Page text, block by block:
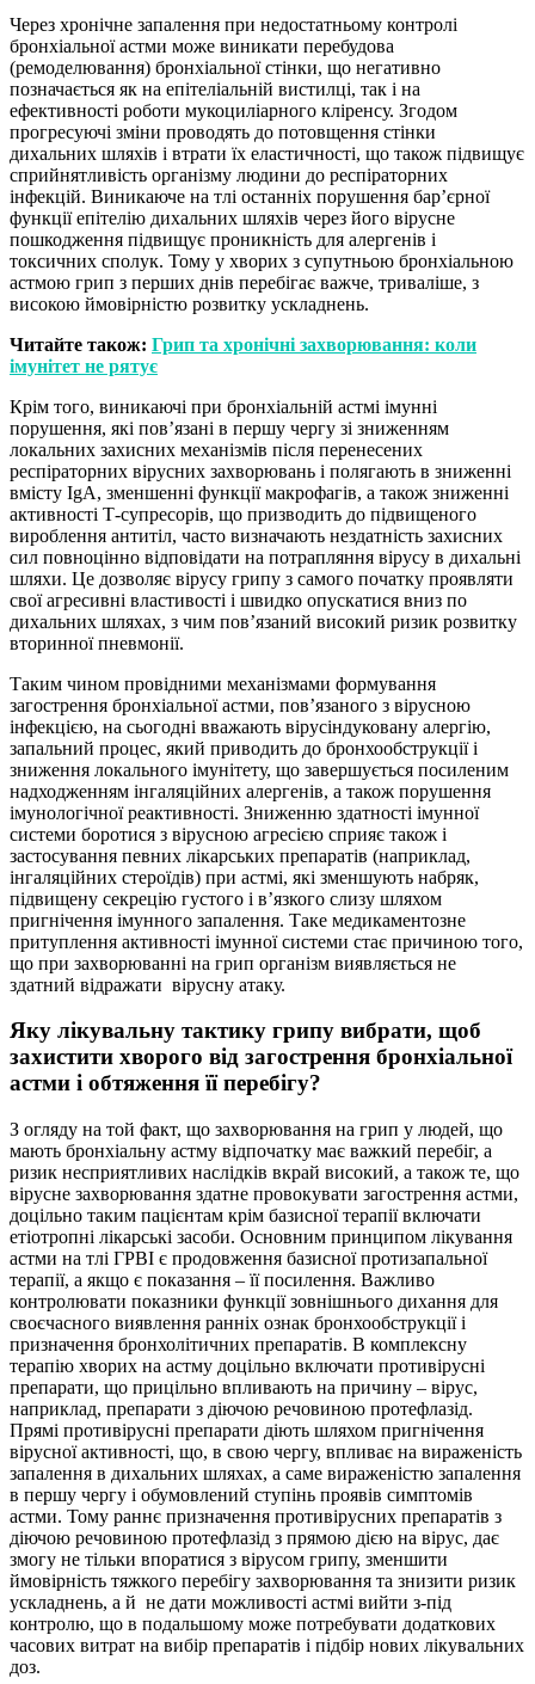
Через хронічне запалення при недостатньому контролі
бронхіальної астми може виникати перебудова
(ремоделювання) бронхіальної стінки, що негативно
позначається як на епітеліальній вистилці, так і на
ефективності роботи мукоциліарного кліренсу. Згодом
прогресуючі зміни проводять до потовщення стінки
дихальних шляхів і втрати їх еластичності, що також підвищує
сприйнятливість організму людини до респіраторних
інфекцій. Виникаюче на тлі останніх порушення бар’єрної
функції епітелію дихальних шляхів через його вірусне
пошкодження підвищує проникність для алергенів і
токсичних сполук. Тому у хворих з супутньою бронхіальною
астмою грип з перших днів перебігає важче, триваліше, з
високою ймовірністю розвитку ускладнень.
Читайте також: Грип та хронічні захворювання: коли
імунітет не рятує
Крім того, виникаючі при бронхіальній астмі імунні
порушення, які пов’язані в першу чергу зі зниженням
локальних захисних механізмів після перенесених
респіраторних вірусних захворювань і полягають в зниженні
вмісту IgA, зменшенні функції макрофагів, а також зниженні
активності Т-супресорів, що призводить до підвищеного
вироблення антитіл, часто визначають нездатність захисних
сил повноцінно відповідати на потрапляння вірусу в дихальні
шляхи. Це дозволяє вірусу грипу з самого початку проявляти
свої агресивні властивості і швидко опускатися вниз по
дихальних шляхах, з чим пов’язаний високий ризик розвитку
вторинної пневмонії.
Таким чином провідними механізмами формування
загострення бронхіальної астми, пов’язаного з вірусною
інфекцією, на сьогодні вважають вірусіндуковану алергію,
запальний процес, який приводить до бронхообструкції і
зниження локального імунітету, що завершується посиленим
надходженням інгаляційних алергенів, а також порушення
імунологічної реактивності. Зниженню здатності імунної
системи боротися з вірусною агресією сприяє також і
застосування певних лікарських препаратів (наприклад,
інгаляційних стероїдів) при астмі, які зменшують набряк,
підвищену секрецію густого і в’язкого слизу шляхом
пригнічення імунного запалення. Таке медикаментозне
притуплення активності імунної системи стає причиною того,
що при захворюванні на грип організм виявляється не
здатний відражати вірусну атаку.
Яку лікувальну тактику грипу вибрати, щоб
захистити хворого від загострення бронхіальної
астми і обтяження її перебігу?
З огляду на той факт, що захворювання на грип у людей, що
мають бронхіальну астму відпочатку має важкий перебіг, а
ризик несприятливих наслідків вкрай високий, а також те, що
вірусне захворювання здатне провокувати загострення астми,
доцільно таким пацієнтам крім базисної терапії включати
етіотропні лікарські засоби. Основним принципом лікування
астми на тлі ГРВІ є продовження базисної протизапальної
терапії, а якщо є показання – її посилення. Важливо
контролювати показники функції зовнішнього дихання для
своєчасного виявлення ранніх ознак бронхообструкції і
призначення бронхолітичних препаратів. В комплексну
терапію хворих на астму доцільно включати противірусні
препарати, що прицільно впливають на причину – вірус,
наприклад, препарати з діючою речовиною протефлазід.
Прямі противірусні препарати діють шляхом пригнічення
вірусної активності, що, в свою чергу, впливає на вираженість
запалення в дихальних шляхах, а саме вираженістю запалення
в першу чергу і обумовлений ​​ступінь проявів симптомів
астми. Тому раннє призначення противірусних препаратів з
діючою речовиною протефлазід з прямою дією на вірус, дає
змогу не тільки впоратися з вірусом грипу, зменшити
ймовірність тяжкого перебігу захворювання та знизити ризик
ускладнень, а й не дати можливості астмі вийти з-під
контролю, що в подальшому може потребувати додаткових
часових витрат на вибір препаратів і підбір нових лікувальних
доз.